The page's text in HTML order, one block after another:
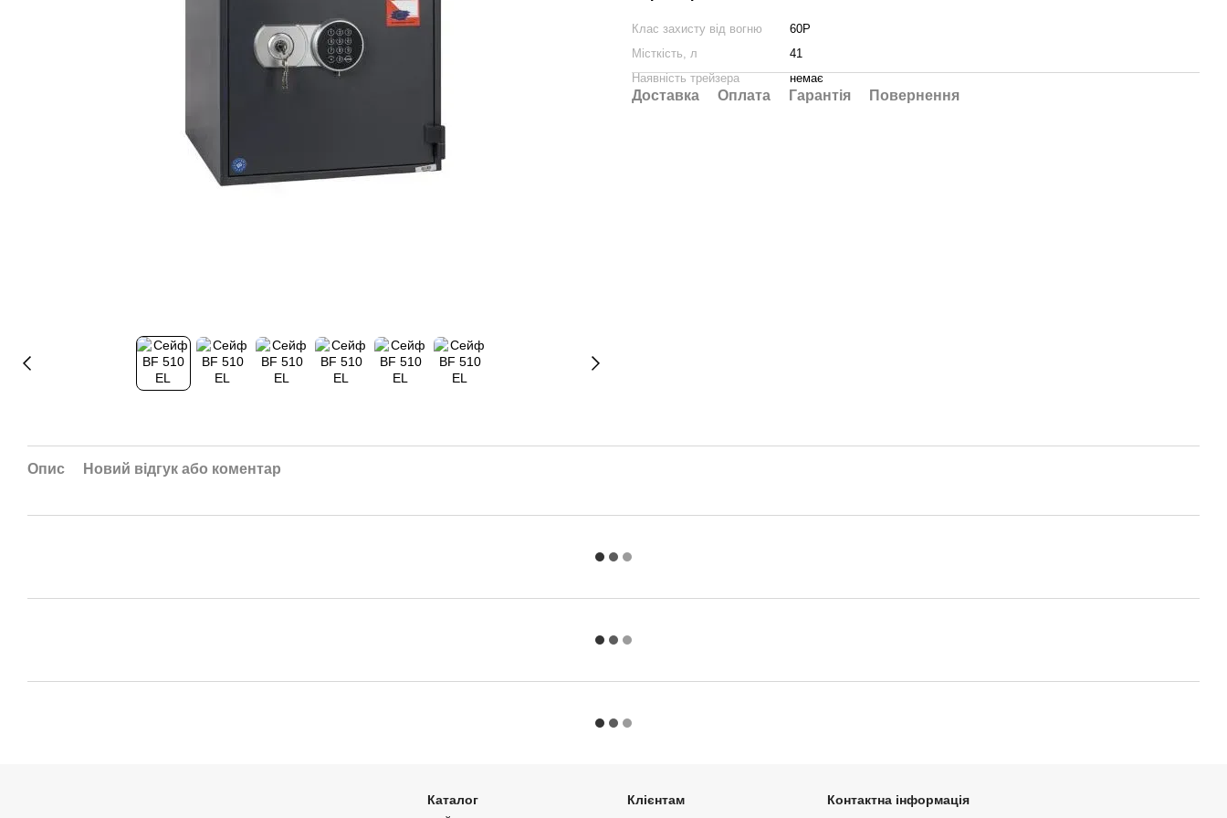
Клас захисту від вогню
60Р
Місткість, л
41
Наявність трейзера
немає
Доставка Оплата Гарантія Повернення
Опис Новий відгук або коментар
Каталог Клієнтам Контактна інформація